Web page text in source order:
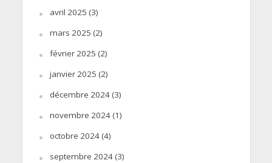
avril 2025 (3)
mars 2025 (2)
février 2025 (2)
janvier 2025 (2)
décembre 2024(3)
novembre 2024(1)
octobre 2024(4)
septembre 2024(3)